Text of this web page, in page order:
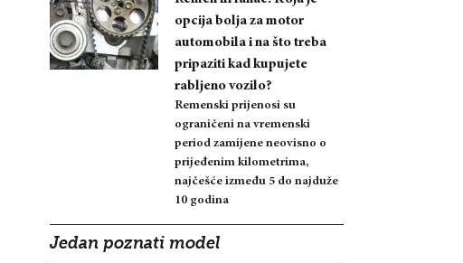
opcija bolja za motor
automobila i na što treba
pripaziti kad kupujete
rabljeno vozilo?
Remenski prijenosi su
ograničeni na vremenski
period zamijene neovisno o
prijeđenim kilometrima,
najčešće između 5 do najduže
10 godina
Jedan poznati model